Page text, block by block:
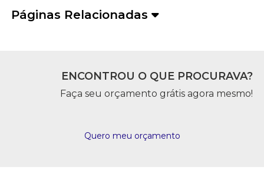
Páginas Relacionadas
ENCONTROU O QUE PROCURAVA?
Faça seu orçamento grátis agora mesmo!
Quero meu orçamento